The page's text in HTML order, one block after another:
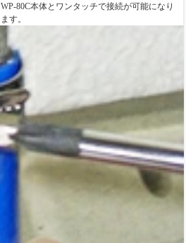
WP-80C本体とワンタッチで接続が可能になり
ます。